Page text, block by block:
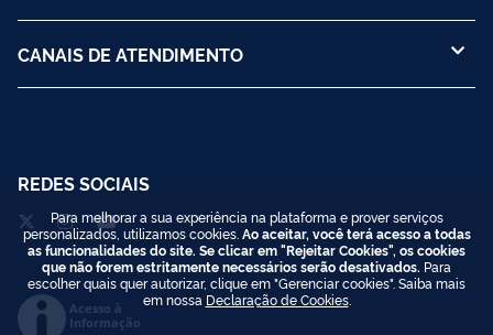
CANAIS DE ATENDIMENTO
REDES SOCIAIS
Acesso à
Informação
Para melhorar a sua experiência na plataforma e prover serviços
personalizados, utilizamos cookies. Ao aceitar, você terá acesso a todas
as funcionalidades do site. Se clicar em "Rejeitar Cookies", os cookies
que não forem estritamente necessários serão desativados. Para
escolher quais quer autorizar, clique em "Gerenciar cookies". Saiba mais
em nossa Declaração de Cookies.